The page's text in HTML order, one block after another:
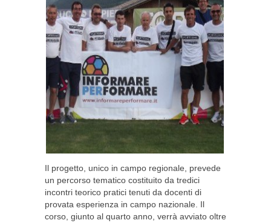
Il progetto, unico in campo regionale, prevede
un percorso tematico costituito da tredici
incontri teorico pratici tenuti da docenti di
provata esperienza in campo nazionale. Il
corso, giunto al quarto anno, verrà avviato oltre